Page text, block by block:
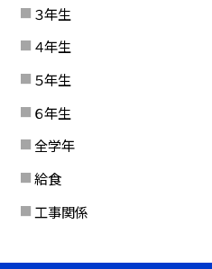
３年生
４年生
５年生
６年生
全学年
給食
工事関係